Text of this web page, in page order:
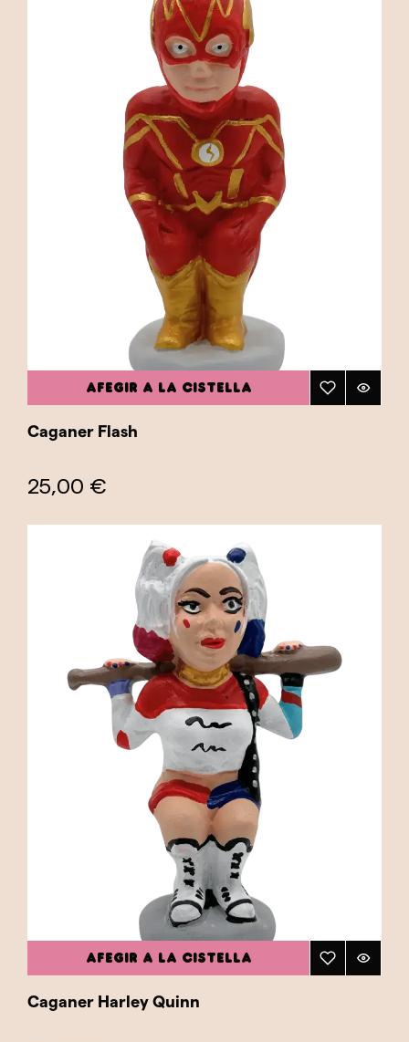
AFEGIR A LA CISTELLA
Caganer Flash
25,00 €
AFEGIR A LA CISTELLA
Caganer Harley Quinn